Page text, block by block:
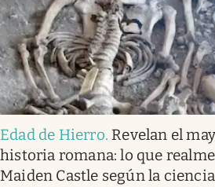
Edad de Hierro. Revelan el
historia romana: lo que
Maiden Castle según la ciencia